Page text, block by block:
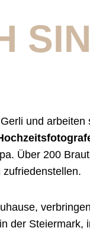
und arbeiten
Über 200
der Steiermark,